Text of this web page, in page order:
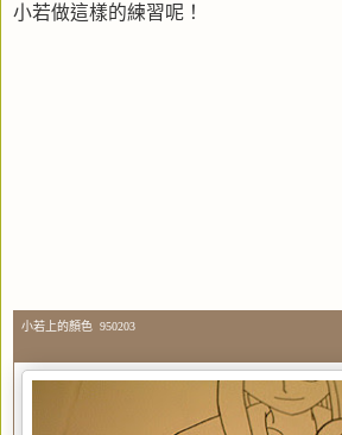
小若做這樣的練習呢！
小若上的顏色 950203